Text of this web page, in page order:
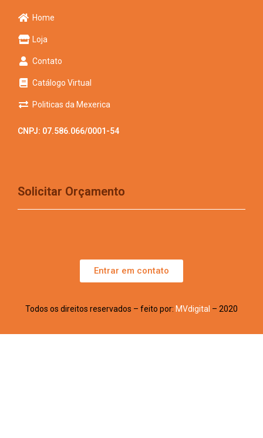
Home
Loja
Contato
Catálogo Virtual
Politicas da Mexerica
CNPJ: 07.586.066/0001-54
Solicitar Orçamento
Entrar em contato
Todos os direitos reservados – feito por: MVdigital – 2020